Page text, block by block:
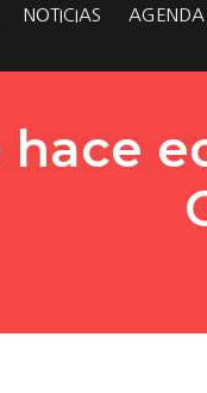
NOTICIAS AGENDA
hace